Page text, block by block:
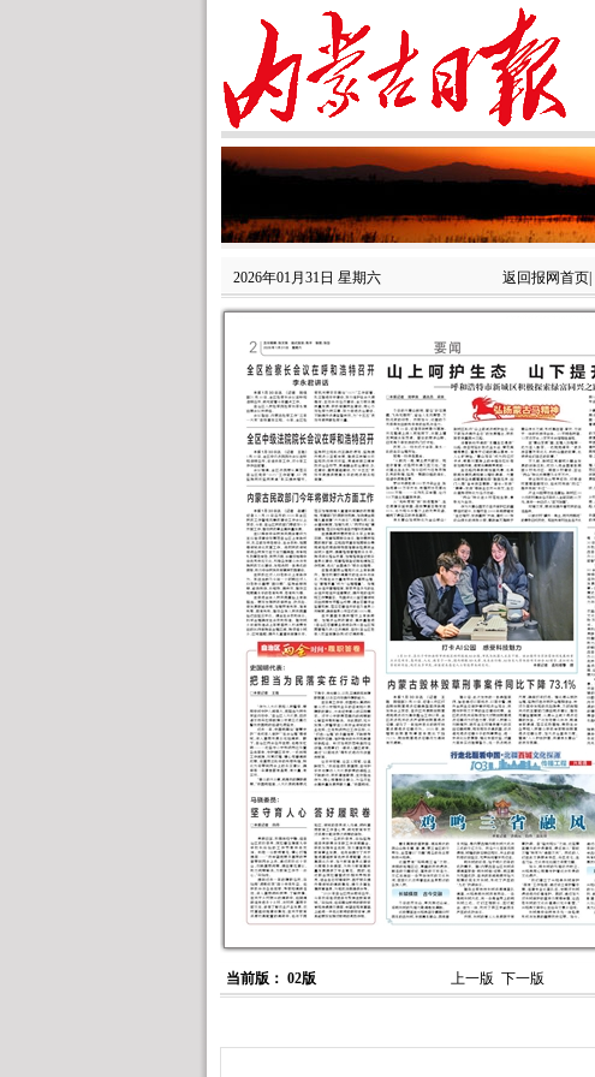
2026年01月31日 星期六 返回报网首页
当前版： 02版 上一版 下一版